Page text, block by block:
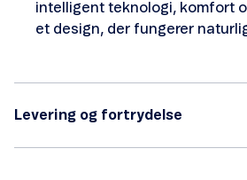
intelligent teknologi, komfort
et design, der fungerer
Levering og fortrydelse